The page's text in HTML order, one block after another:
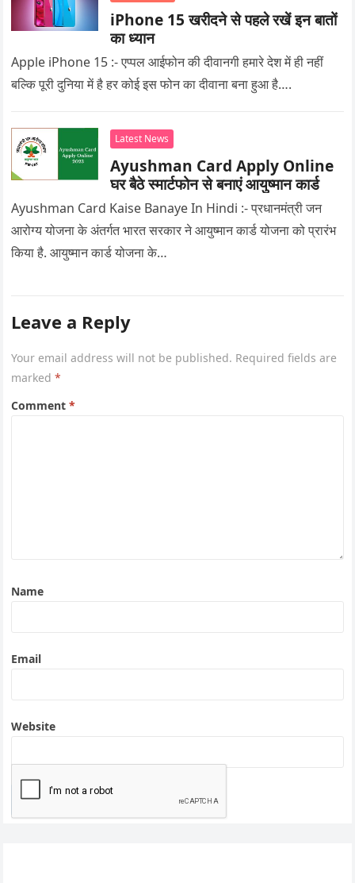
iPhone 15 खरीदने से पहले रखें इन बातों
का ध्यान
Apple iPhone 15 :- एप्पल आईफोन की दीवानगी हमारे देश में ही नहीं
बल्कि पूरी दुनिया में है हर कोई इस फोन का दीवाना बना हुआ है….
Latest News
Ayushman Card Apply Online
घर बैठे स्मार्टफोन से बनाएं आयुष्मान कार्ड
Ayushman Card Kaise Banaye In Hindi :- प्रधानमंत्री जन
आरोग्य योजना के अंतर्गत भारत सरकार ने आयुष्मान कार्ड योजना को प्रारंभ
किया है. आयुष्मान कार्ड योजना के…
Leave a Reply
Your email address will not be published. Required fields are
marked*
Comment*
Name
Email
Website